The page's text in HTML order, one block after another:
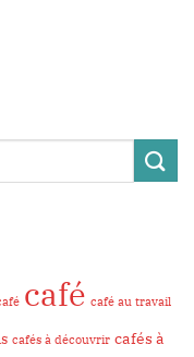
café café au travail
cafés à découvrir cafés à